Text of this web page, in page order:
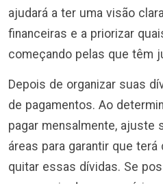
ajudará a ter uma visão
financeiras e a priorizar
começando pelas que têm
Depois de organizar suas
de pagamentos. Ao
pagar mensalmente, ajuste
áreas para garantir que
quitar essas dívidas. Se